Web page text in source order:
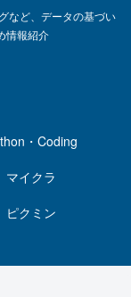
など、データの基づい
情報紹介
・Coding
マイクラ
ピクミン